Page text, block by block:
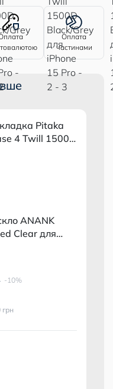
Оплата
частинами
Pitaka
4 Twill 1500D
ANANK
Clear для
-10%
грн